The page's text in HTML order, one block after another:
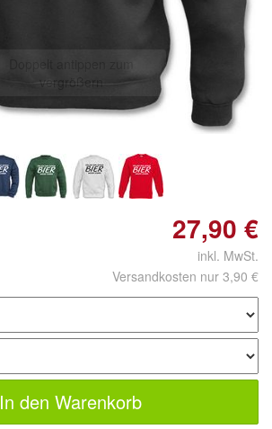
vergrößern
27,90 €
inkl. MwSt.
Versandkosten nur 3,90 €
In den Warenkorb